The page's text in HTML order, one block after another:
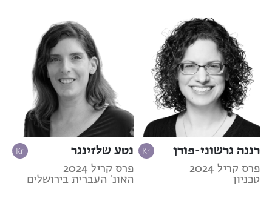
רננה גרשוני-פורן
פרס קריל 2024
טכניון
נטע שלזינגר
פרס קריל 2024
האונ' העברית בירושלים